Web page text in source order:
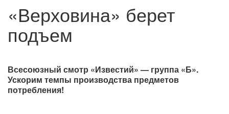
«Верховина» берет
подъем
Всесоюзный смотр «Известий» — группа «Б».
Ускорим темпы производства предметов
потребления!